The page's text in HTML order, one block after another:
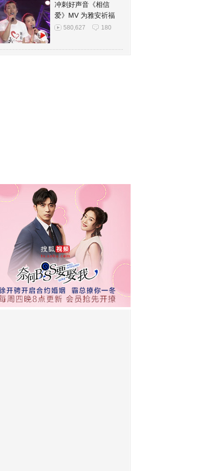
冲刺好声音《相信
爱》MV 为雅安祈福
580,627 180